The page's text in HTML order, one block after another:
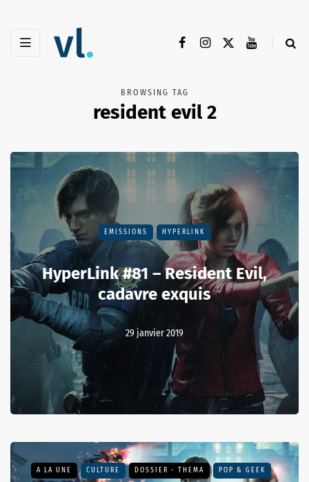
BROWSING TAG
resident evil 2
EMISSIONS HYPERLINK
HyperLink #81 – Resident Evil,
cadavre exquis
29 janvier 2019
A LA UNE CULTURE DOSSIER - THEMA POP & GEEK